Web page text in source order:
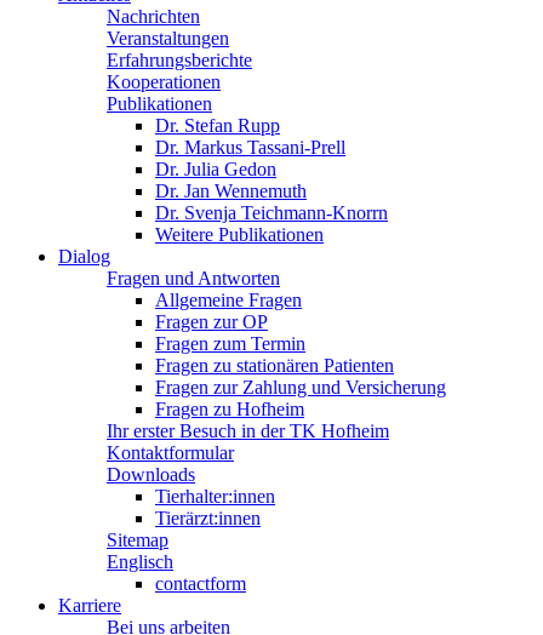
Nachrichten
Veranstaltungen
Erfahrungsberichte
Kooperationen
Publikationen
Dr. Stefan Rupp
Dr. Markus Tassani-Prell
Dr. Julia Gedon
Dr. Jan Wennemuth
Dr. Svenja Teichmann-Knorrn
Weitere Publikationen
Dialog
Fragen und Antworten
Allgemeine Fragen
Fragen zur OP
Fragen zum Termin
Fragen zu stationären Patienten
Fragen zur Zahlung und Versicherung
Fragen zu Hofheim
Ihr erster Besuch in der TK Hofheim
Kontaktformular
Downloads
Tierhalter:innen
Tierärzt:innen
Sitemap
Englisch
contactform
Karriere
Bei uns arbeiten